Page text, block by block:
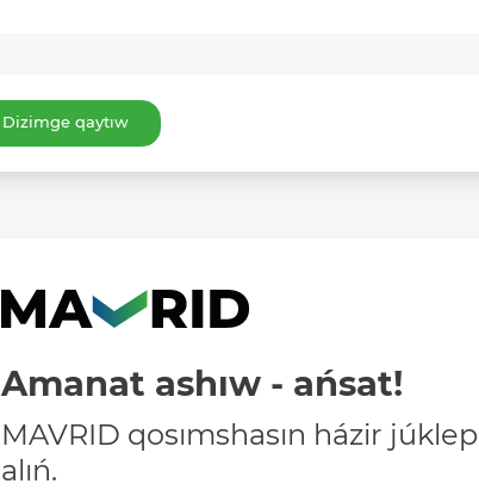
Dizimge qaytıw
Amanat ashıw - ańsat!
MAVRID qosımshasın házir júklep
alıń.